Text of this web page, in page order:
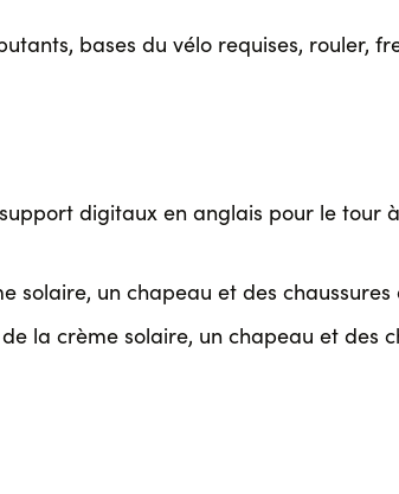
bases du vélo requises, rouler,
digitaux en anglais pour le tour
solaire, un chapeau et des
la crème solaire, un chapeau et des